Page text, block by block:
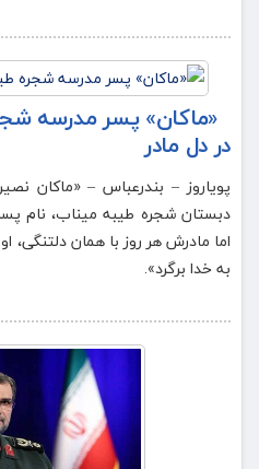
«ماکان» پسر مدرسه
در دل مادر
پویاروز – بندرعباس – «ماکان
دبستان شجره طیبه میناب، نام
اما مادرش هر روز با همان دلتنگی،
به خدا برگرد».